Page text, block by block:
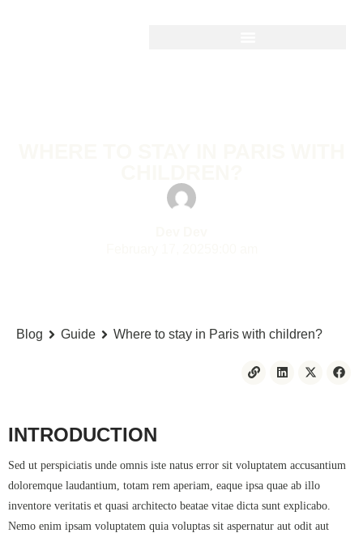
Blog Guide Where to stay in Paris with children?
INTRODUCTION
Sed ut perspiciatis unde omnis iste natus error sit voluptatem accusantium
doloremque laudantium, totam rem aperiam, eaque ipsa quae ab illo
inventore veritatis et quasi architecto beatae vitae dicta sunt explicabo.
Nemo enim ipsam voluptatem quia voluptas sit aspernatur aut odit aut